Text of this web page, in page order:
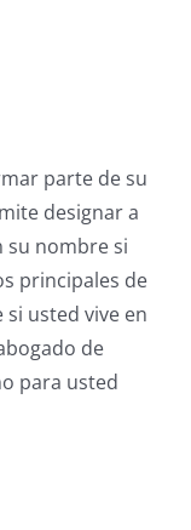
parte de su
designar a
su nombre si
principales de
usted vive en
de
para usted